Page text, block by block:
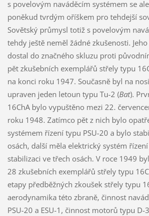
s povelovým naváděcím systémem se
poněkud tvrdým oříškem pro tehdejší
Sovětský průmysl totiž s povelovým
tehdy ještě neměl žádné zkušenosti.
dostal do značného skluzu proti
pět zkušebních exemplářů střely typu
na konci roku 1947. Současně byl na
upraven jeden letoun typu Tu-2 (Bat).
16ChA bylo vypuštěno mezi 22.
roku 1948. Zatímco pět z nich bylo
systémem řízení typu PSU-20 a bylo
osách, další měla elektrický systém řízení
stabilizaci ve třech osách. V roce 1949
28 zkušebních exemplářů střely typu
etapy předběžných zkoušek střely typu
aerodynamika této zbraně, činnost
PSU-20 a ESU-1, činnost motorů typu D-